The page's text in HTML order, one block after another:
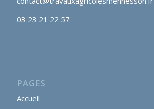
03 23 21 22 57
PAGES
Accueil